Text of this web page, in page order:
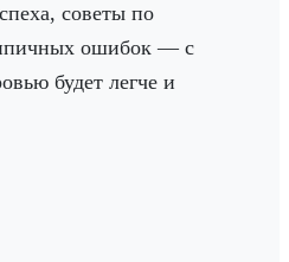
советы по
ошибок — с
будет легче и